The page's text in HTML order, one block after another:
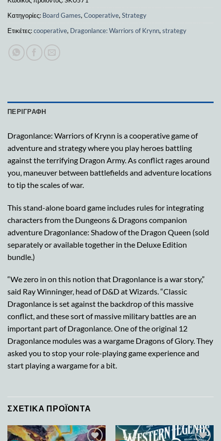
Κατηγορίες: Board Games, Cooperative, Strategy
Ετικέτες:cooperative, Dragonlance: Warriors of Krynn, strategy
ΠΕΡΙΓΡΑΦΉ
Dragonlance: Warriors of Krynn is a cooperative game of
adventure and strategy where you play heroes battling
against the terrifying Dragon Army. As conflict rages around
you, maneuver between battlefields and adventure locations
to tip the scales of war.
This stand-alone board game includes rules for integrating
characters from the Dungeons & Dragons companion
adventure Dragonlance: Shadow of the Dragon Queen (sold
separately or available together in the Deluxe Edition
bundle.)
“We zero in on this notion that Dragonlance is a war story,”
said Ray Winninger, head of D&D at Wizards. “Classic
Dragonlance is set against the backdrop of this massive
conflict, and these sort of massive military battles are an
important part of Dragonlance. One of the original 12
Dragonlance modules was a wargame Dragons of Glory. They
asked you to stop your role-playing game experience and
start playing a wargame for a bit.
ΣΧΕΤΙΚΆ ΠΡΟΪΌΝΤΑ